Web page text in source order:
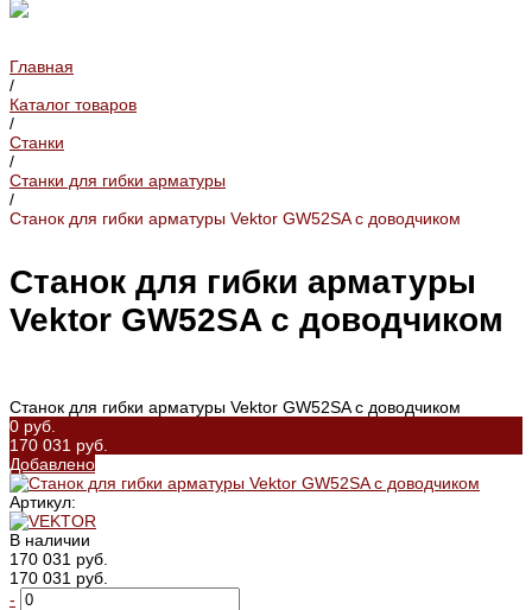
Главная
/
Каталог товаров
/
Станки
/
Станки для гибки арматуры
/
Станок для гибки арматуры Vektor GW52SA с доводчиком
Станок для гибки арматуры
Vektor GW52SA с доводчиком
Станок для гибки арматуры Vektor GW52SA с доводчиком
0 руб.
170 031 руб.
Добавлено
Артикул:
В наличии
170 031 руб.
170 031 руб.
-